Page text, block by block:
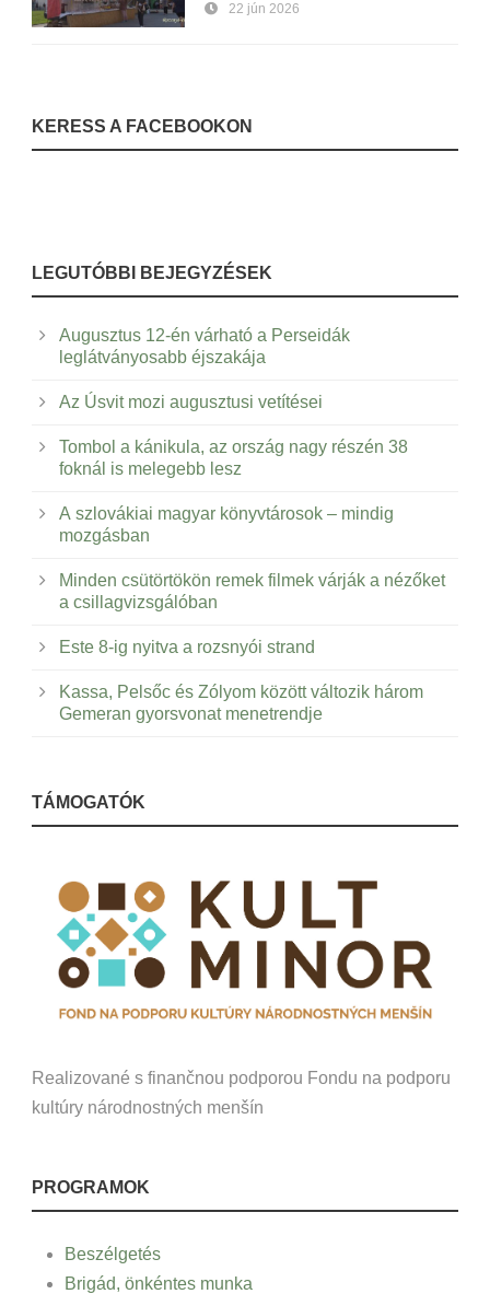
22 jún 2026
KERESS A FACEBOOKON
LEGUTÓBBI BEJEGYZÉSEK
Augusztus 12-én várható a Perseidák
leglátványosabb éjszakája
Az Úsvit mozi augusztusi vetítései
Tombol a kánikula, az ország nagy részén 38
foknál is melegebb lesz
A szlovákiai magyar könyvtárosok – mindig
mozgásban
Minden csütörtökön remek filmek várják a nézőket
a csillagvizsgálóban
Este 8-ig nyitva a rozsnyói strand
Kassa, Pelsőc és Zólyom között változik három
Gemeran gyorsvonat menetrendje
TÁMOGATÓK
Realizované s finančnou podporou Fondu na podporu
kultúry národnostných menšín
PROGRAMOK
Beszélgetés
Brigád, önkéntes munka